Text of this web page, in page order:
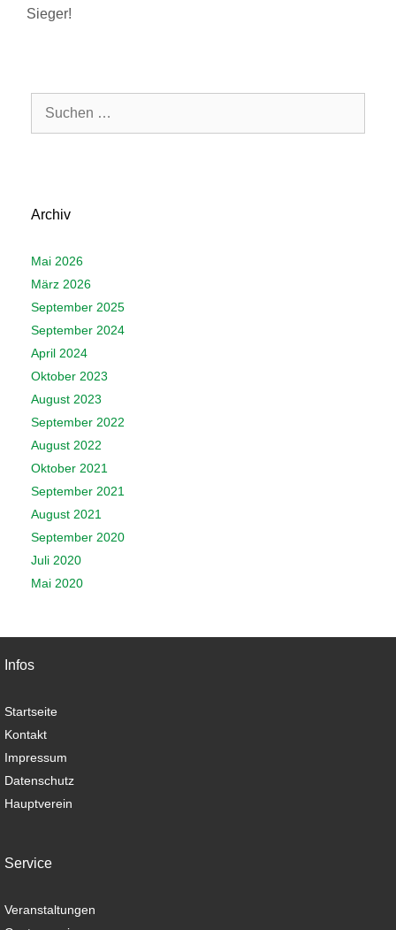
Sieger!
nach:
Archiv
Mai 2026
März 2026
September 2025
September 2024
April 2024
Oktober 2023
August 2023
September 2022
August 2022
Oktober 2021
September 2021
August 2021
September 2020
Juli 2020
Mai 2020
Infos
Startseite
Kontakt
Impressum
Datenschutz
Hauptverein
Service
Veranstaltungen